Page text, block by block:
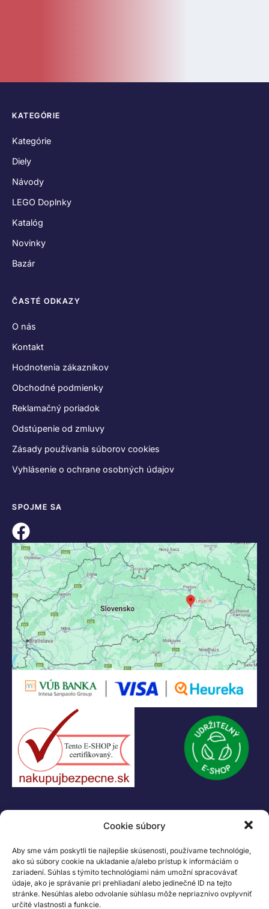
Cookie súbory
Aby sme vám poskytli tie najlepšie skúsenosti, používame technológie,
ako sú súbory cookie na ukladanie a/alebo prístup k informáciám o
zariadení. Súhlas s týmito technológiami nám umožní spracovávať
údaje, ako je správanie pri prehliadaní alebo jedinečné ID na tejto
stránke. Nesúhlas alebo odvolanie súhlasu môže nepriaznivo ovplyvniť
určité vlastnosti a funkcie.
KATEGÓRIE
Kategórie
Diely
Návody
LEGO Doplnky
Katalóg
Novinky
Bazár
ČASTÉ ODKAZY
O nás
Kontakt
Hodnotenia zákazníkov
Obchodné podmienky
Reklamačný poriadok
Odstúpenie od zmluvy
Zásady používania súborov cookies
Vyhlásenie o ochrane osobných údajov
SPOJME SA
+421 907 919 608
legacik@legacik.sk
Legáčik s.r.o
Hrnčiarska 2/A
04001 Košice